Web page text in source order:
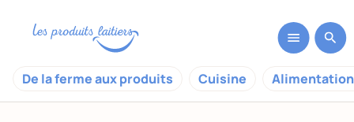
De la ferme aux produits Cuisine